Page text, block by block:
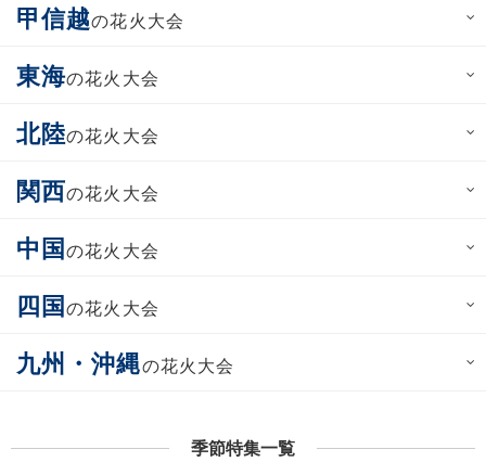
甲信越の花火大会
東海の花火大会
北陸の花火大会
関西の花火大会
中国の花火大会
四国の花火大会
九州・沖縄の花火大会
季節特集一覧